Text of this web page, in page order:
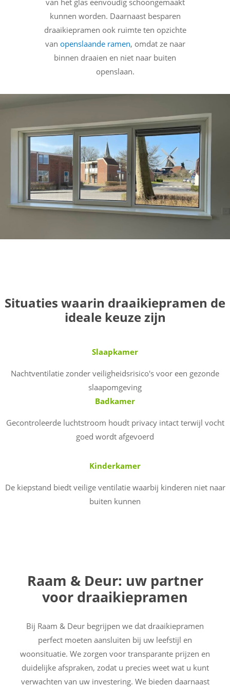
kunnen worden. Daarnaast besparen
draaikiepramen ook ruimte ten opzichte
van openslaande ramen, omdat ze naar
binnen draaien en niet naar buiten
openslaan.
Situaties waarin draaikiepramen de
ideale keuze zijn
Kinderkamer
De kiepstand biedt veilige ventilatie waarbij kinderen niet naar
buiten kunnen
Badkamer
Gecontroleerde luchtstroom houdt privacy intact terwijl vocht
goed wordt afgevoerd
Slaapkamer
Nachtventilatie zonder veiligheidsrisico's voor een gezonde
slaapomgeving
Raam & Deur: uw partner
voor draaikiepramen
Bij Raam & Deur begrijpen we dat draaikiepramen
perfect moeten aansluiten bij uw leefstijl en
woonsituatie. We zorgen voor transparante prijzen en
duidelijke afspraken, zodat u precies weet wat u kunt
verwachten van uw investering. We bieden daarnaast